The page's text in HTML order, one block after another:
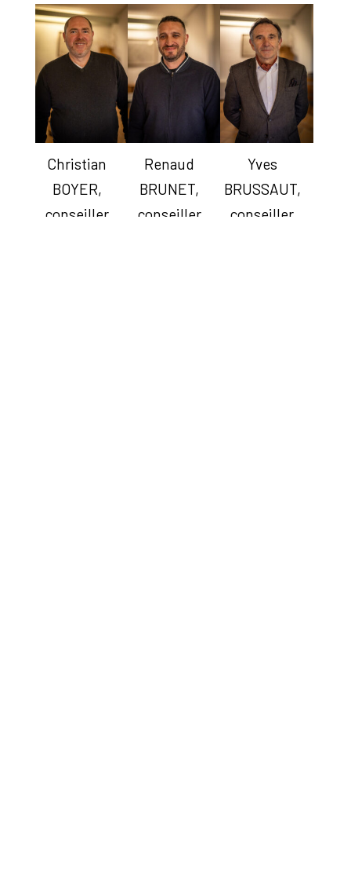
Christian
BOYER,
conseiller
Renaud
BRUNET,
conseiller
Yves
BRUSSAUT,
conseiller